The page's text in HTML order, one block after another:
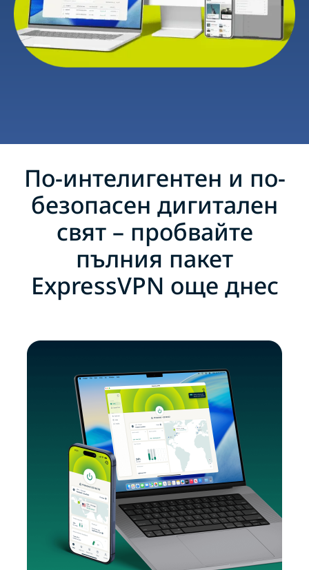
По-интелигентен и по-
безопасен дигитален
свят – пробвайте
пълния пакет
ExpressVPN още днес